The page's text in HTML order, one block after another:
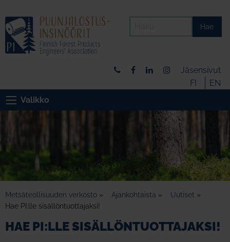
Hae
Jäsensivut
FI
EN
Valikko
Metsäteollisuuden verkosto » Ajankohtaista » Uutiset »
Hae PI:lle sisällöntuottajaksi!
HAE PI:LLE SISÄLLÖNTUOTTAJAKSI!